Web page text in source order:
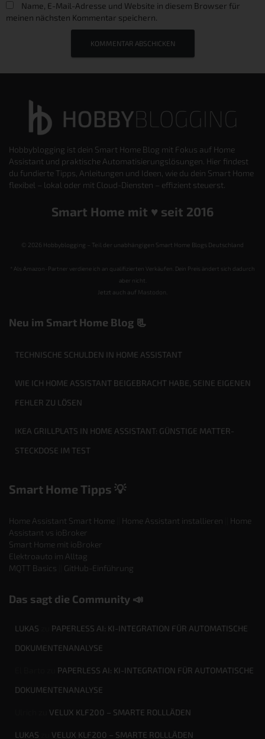
Name, E-Mail-Adresse und Website in diesem Browser für
meinen nächsten Kommentar speichern.
Hobbyblogging ist dein Smart Home Blog mit Fokus auf Home
Assistant und praktische Automatisierungslösungen. Hier findest
du fundierte Tipps, Anleitungen und Ideen, wie du dein Smart Home
flexibel – lokal oder mit Cloud-Diensten – effizient steuerst.
Smart Home mit ♥️ seit 2016
© 2026 Hobbyblogging – Teil der unabhängigen Smart Home Blogs Deutschland
* Als Amazon-Partner verdiene ich an qualifizierten Verkäufen. Dein Preis ändert sich dadurch
aber nicht.
Jetzt auch auf Mastodon
Neu im Smart Home Blog 📃
TECHNISCHE SCHULDEN IN HOME ASSISTANT
WIE ICH HOME ASSISTANT BEIGEBRACHT HABE, SEINE EIGENEN
FEHLER ZU LÖSEN
IKEA GRILLPLATS IN HOME ASSISTANT: GÜNSTIGE MATTER-
STECKDOSE IM TEST
Smart Home Tipps 💡
Home Assistant Smart Home Home Assistant installieren
Home
Assistant vs ioBroker
Smart Home mit ioBroker
Elektroauto im Alltag
MQTT Basics
GitHub-Einführung
Das sagt die Community 📣
LUKAS
PAPERLESS AI: KI-INTEGRATION FÜR AUTOMATISCHE
DOKUMENTENANALYSE
PAPERLESS AI: KI-INTEGRATION FÜR AUTOMATISCHE
DOKUMENTENANALYSE
VELUX KLF200 – SMARTE ROLLLÄDEN
LUKAS VELUX KLF200 – SMARTE ROLLLÄDEN